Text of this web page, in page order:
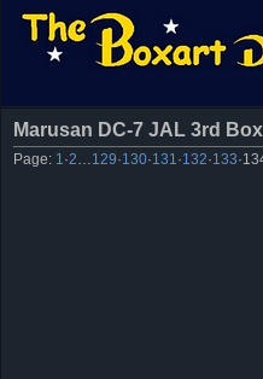
Marusan DC-7 JAL 3rd Box
Page: 1 ·2 129·130·131 ·132·133·